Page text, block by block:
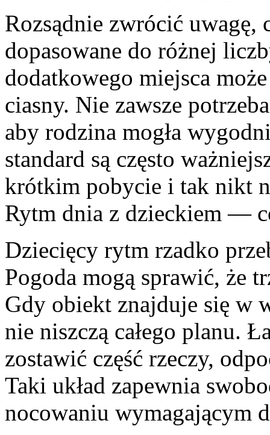
Rozsądnie zwrócić
dopasowane do różnej
dodatkowego miejsca
ciasny. Nie zawsze
aby rodzina mogła
standard są często
krótkim pobycie i tak nikt
Rytm dnia z dzieckiem —
Dziecięcy rytm rzadko
Pogoda mogą sprawić, że
Gdy obiekt znajduje się w
nie niszczą całego planu.
zostawić część rzeczy,
Taki układ zapewnia
nocowaniu wymagającym